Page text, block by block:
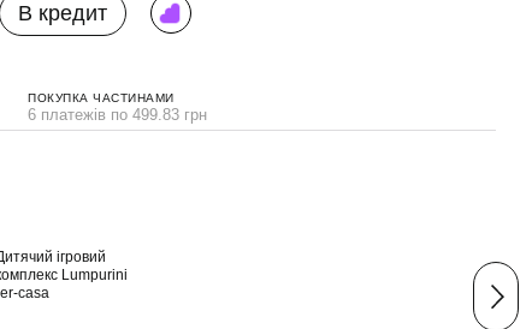
В кредит
ПОКУПКА ЧАСТИНАМИ
6 платежів по 499.83 грн